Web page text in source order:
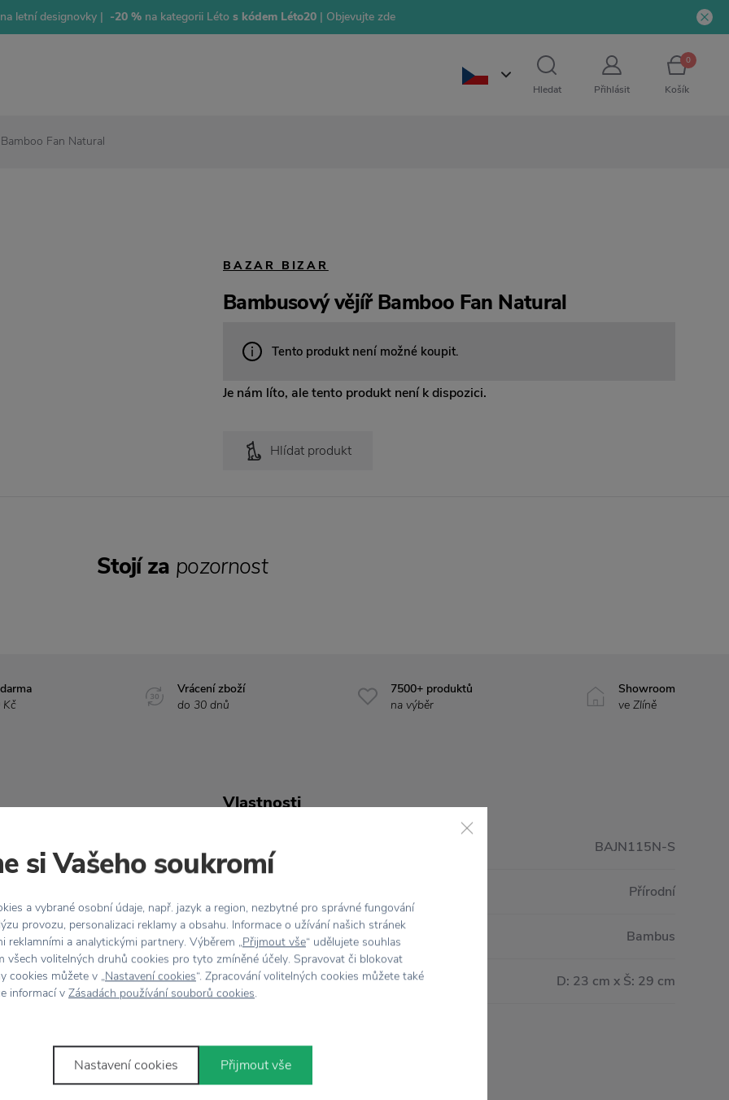
letní designovky | -20 %na kategorii Létos kódem Léto20 | Objevujte zde
Hledat Přihlásit
0
Košík
Fan Natural
BAZAR BIZAR
Bambusový vějíř Bamboo Fan Natural
Tento produkt není možné koupit.
Je nám líto, ale tento produkt není k dispozici.
Hlídat produkt
Vrácení zboží
do 30 dnů
7500+ produktů
na výběr
Showroom
ve Zlíně
poskytne potřebné
vyrobený zručnými
teplé jarní a letní
na stěnu.
Vlastnosti
Kód produktu BAJN115N-S
Přírodní
Materiál Bambus
Rozměr D: 23 cm x Š: 29 cm
Stojí za pozornost
si Vašeho soukromí
a vybrané osobní údaje, např. jazyk a region, nezbytné pro správné fungování
provozu, personalizaci reklamy a obsahu. Informace o užívání našich stránek
reklamními a analytickými partnery. Výběrem „Přijmout vše“ udělujete souhlas
všech volitelných druhů cookies pro tyto zmíněné účely. Spravovat či blokovat
cookies můžete v „Nastavení cookies“. Zpracování volitelných cookies můžete také
informací v Zásadách používání souborů cookies.
Nastavení cookies Přijmout vše